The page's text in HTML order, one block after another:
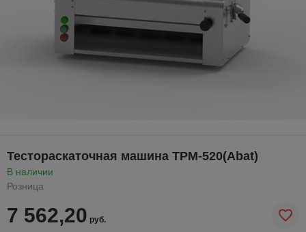
Тестораскаточная машина ТРМ-520(Abat)
В наличии
Розница
7 562,20 руб.